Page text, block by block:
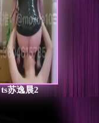
ts苏逸晨2